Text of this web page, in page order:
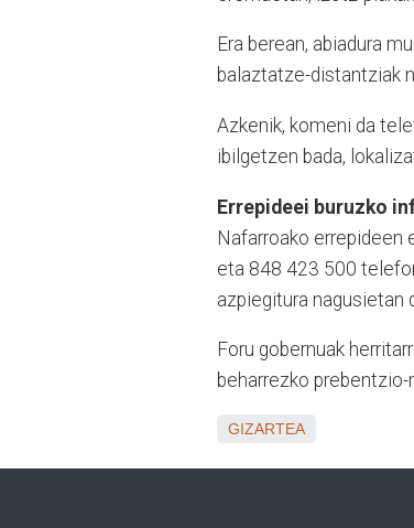
Era berean, abiadura
balaztatze-distantziak
Azkenik, komeni da
ibilgetzen bada,
Errepideei buruzko
Nafarroako errepideen
eta 848 423 500
azpiegitura nagusietan
Foru gobernuak
beharrezko
GIZARTEA